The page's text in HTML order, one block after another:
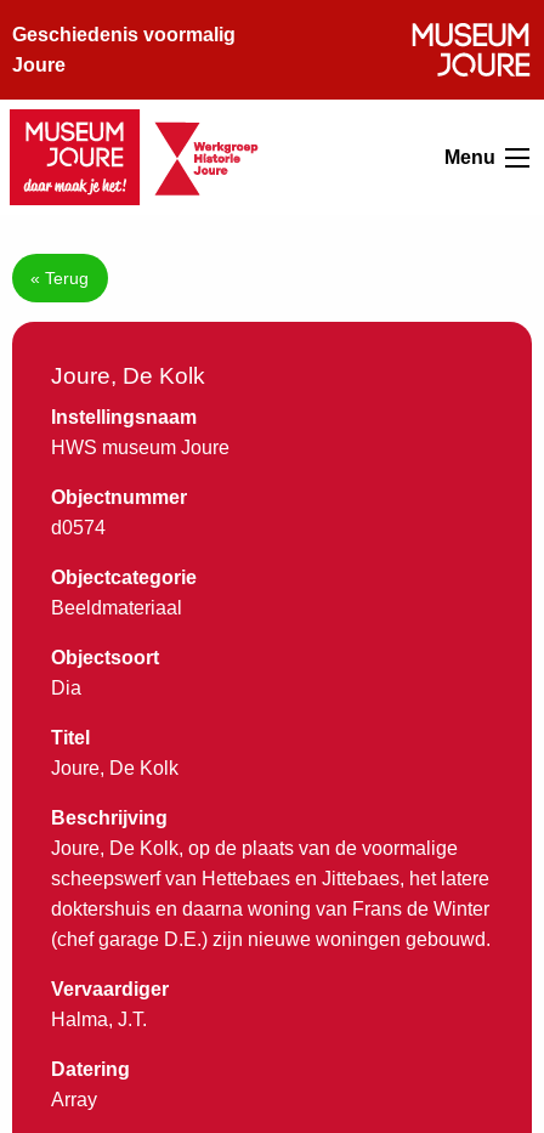
Geschiedenis voormalig
Joure
Menu
« Terug
Joure, De Kolk
Instellingsnaam
HWS museum Joure
Objectnummer
d0574
Objectcategorie
Beeldmateriaal
Objectsoort
Dia
Titel
Joure, De Kolk
Beschrijving
Joure, De Kolk, op de plaats van de voormalige
scheepswerf van Hettebaes en Jittebaes, het latere
doktershuis en daarna woning van Frans de Winter
(chef garage D.E.) zijn nieuwe woningen gebouwd.
Vervaardiger
Halma, J.T.
Datering
Array